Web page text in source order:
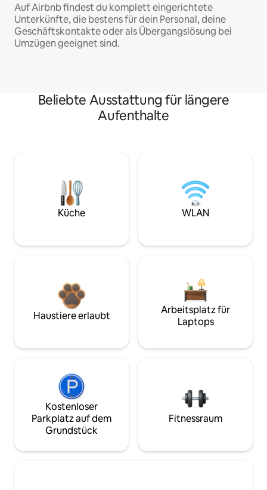
Auf Airbnb findest du komplett eingerichtete
Unterkünfte, die bestens für dein Personal, deine
Geschäftskontakte oder als Übergangslösung bei
Umzügen geeignet sind.
Beliebte Ausstattung für längere
Aufenthalte
Küche WLAN
Haustiere erlaubt
Arbeitsplatz für
Laptops
Kostenloser
Parkplatz auf dem
Grundstück
Fitnessraum